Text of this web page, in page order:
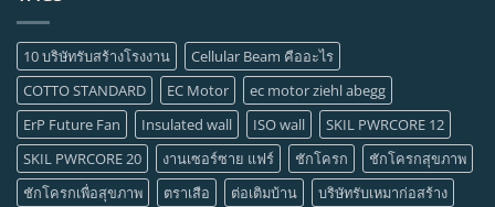
10 บริษัทรับสร้างโรงงาน
Cellular Beam คืออะไร
COTTO STANDARD
EC Motor
ec motor ziehl abegg
ErP Future Fan
Insulated wall ISO wall
SKIL PWRCORE 12
SKIL PWRCORE 20
งานเซอร์ซาย แฟร์ ชักโครก
ชักโครกสุขภาพ
ชักโครกเพื่อสุขภาพ
ตราเสือ ต่อเติมบ้าน
บริษัทรับเหมาก่อสร้าง